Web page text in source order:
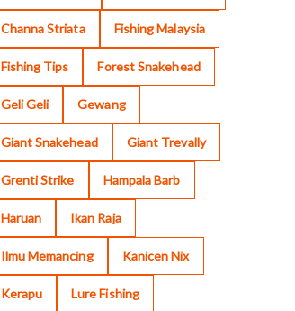
Channa Striata Fishing Malaysia
Fishing Tips Forest Snakehead
Geli Geli Gewang
Giant Snakehead Giant Trevally
Grenti Strike Hampala Barb
Haruan Ikan Raja
Ilmu Memancing Kanicen Nix
Kerapu Lure Fishing